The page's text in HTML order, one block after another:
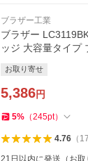
ブラザー工業
ブラザー
ッジ 大容量タイプ
お取り寄せ
5,386円
5% （245pt）
4.76（ 17
21日以内に発送（お取